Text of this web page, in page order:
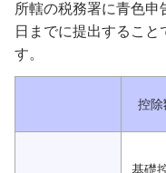
所轄の税務署に青色
日までに提出するこ
す。
控除
基礎